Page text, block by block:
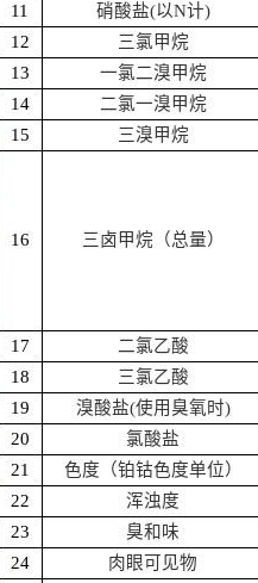
11 硝酸盐(以N计)
12
三氯甲烷
13 一氯二溴甲烷
14 二氯一溴甲烷
15 三溴甲烷
16 三卤甲烷 （总量）
17 二氯乙酸
18 三氯乙酸
19 溴酸盐(使用臭氧时)
20 氯酸盐
21 色度 （铂钴色度单位）
22 浑浊度
23 臭和味
24 肉眼可见物